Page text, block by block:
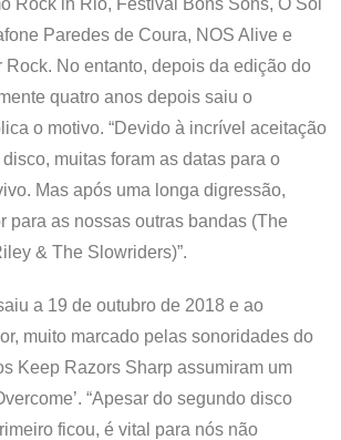
Paredes de Coura, NOS Alive e
Rock. No entanto, depois da edição do
quatro anos depois saiu o
o motivo. “Devido à incrível aceitação
muitas foram as datas para o
Mas após uma longa digressão,
para as nossas outras bandas (The
& The Slowriders)”.
a 19 de outubro de 2018 e ao
muito marcado pelas sonoridades do
Keep Razors Sharp assumiram um
“Apesar do segundo disco
ficou, é vital para nós não